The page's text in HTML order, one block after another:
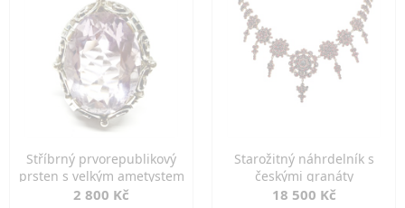
Stříbrný prvorepublikový
prsten s velkým ametystem
2 800 Kč
Starožitný náhrdelník s
českými granáty
18 500 Kč